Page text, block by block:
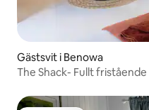
Gästsvit i Benowa
The Shack- Fullt